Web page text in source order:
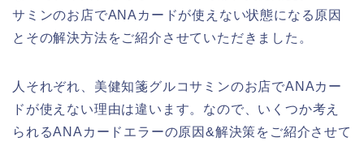
サミンのお店でANAカードが使えない状態になる原因
とその解決方法をご紹介させていただきました。
人それぞれ、美健知箋グルコサミンのお店でANAカー
ドが使えない理由は違います。なので、いくつか考え
られるANAカードエラーの原因&解決策をご紹介させて